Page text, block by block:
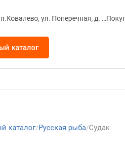
ул. Поперечная, д. 15,
каталог
каталог Русская рыба Судак